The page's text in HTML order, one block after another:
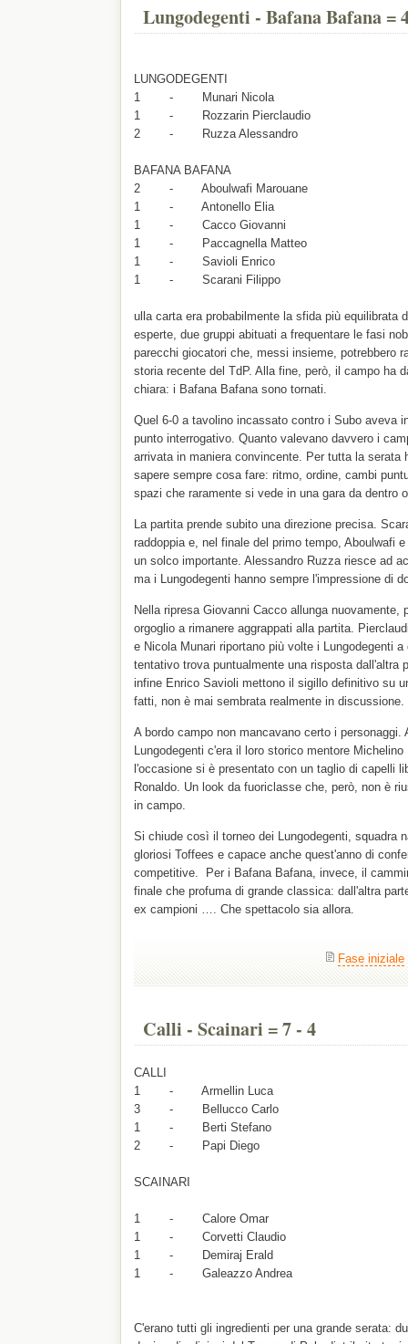
Lungodegenti - Bafana Bafana =
LUNGODEGENTI
1 - Munari Nicola
1 - Rozzarin Pierclaudio
2 - Ruzza Alessandro
BAFANA BAFANA
2 - Aboulwafi Marouane
1 - Antonello Elia
1 - Cacco Giovanni
1 - Paccagnella Matteo
1 - Savioli Enrico
1 - Scarani Filippo
ulla carta era probabilmente la sfida più equilibrata
esperte, due gruppi abituati a frequentare le fasi
parecchi giocatori che, messi insieme, potrebbero
storia recente del TdP. Alla fine, però, il campo ha
chiara: i Bafana Bafana sono tornati.
Quel 6-0 a tavolino incassato contro i Subo aveva
punto interrogativo. Quanto valevano davvero i
arrivata in maniera convincente. Per tutta la serata
sapere sempre cosa fare: ritmo, ordine, cambi
spazi che raramente si vede in una gara da dentro
La partita prende subito una direzione precisa.
raddoppia e, nel finale del primo tempo, Aboulwafi
un solco importante. Alessandro Ruzza riesce ad
ma i Lungodegenti hanno sempre l'impressione di
Nella ripresa Giovanni Cacco allunga nuovamente,
orgoglio a rimanere aggrappati alla partita.
e Nicola Munari riportano più volte i Lungodegenti
tentativo trova puntualmente una risposta dall'altra
infine Enrico Savioli mettono il sigillo definitivo su
fatti, non è mai sembrata realmente in discussione.
A bordo campo non mancavano certo i personaggi.
Lungodegenti c'era il loro storico mentore
l'occasione si è presentato con un taglio di capelli
Ronaldo. Un look da fuoriclasse che, però, non è
in campo.
Si chiude così il torneo dei Lungodegenti, squadra
gloriosi Toffees e capace anche quest'anno di
competitive. Per i Bafana Bafana, invece, il
finale che profuma di grande classica: dall'altra
ex campioni …. Che spettacolo sia allora.
Fase iniziale
Calli - Scainari = 7 - 4
CALLI
1 - Armellin Luca
3 - Bellucco Carlo
1 - Berti Stefano
2 - Papi Diego
SCAINARI
1 - Calore Omar
1 - Corvetti Claudio
1 - Demiraj Erald
1 - Galeazzo Andrea
C'erano tutti gli ingredienti per una grande serata: